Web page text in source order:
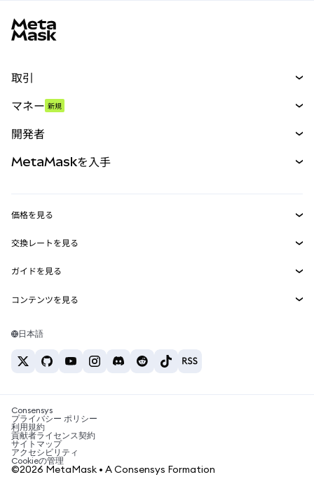
取引
パーペチュアル
RWA
マネー 新規
開発者
MetaMask Connect
Snaps
Web3サービス
MetaMaskを入手
セキュリティ
サポート
キャリア
お問い合わせ
価格を見る
イーサリアムの価格
Solanaの価格
Tetherの価格
交換レートを見る
ETH→USD
USDT→INR
BTC→INR
ETH→USDT
ガイドを見る
ETHの購入
USDTの購入
SHIBの購入
BNBの購入
コンテンツを見る
Solanaウォレット
税制関連ニュース
暗号資産の購入方法は？
ビットコインを売るには？
日本語
Consensys
プライバシー ポリシー
利用規約
貢献者ライセンス契約
サイトマップ
アクセシビリティ
Cookieの管理
©2026 MetaMask • A Consensys Formation